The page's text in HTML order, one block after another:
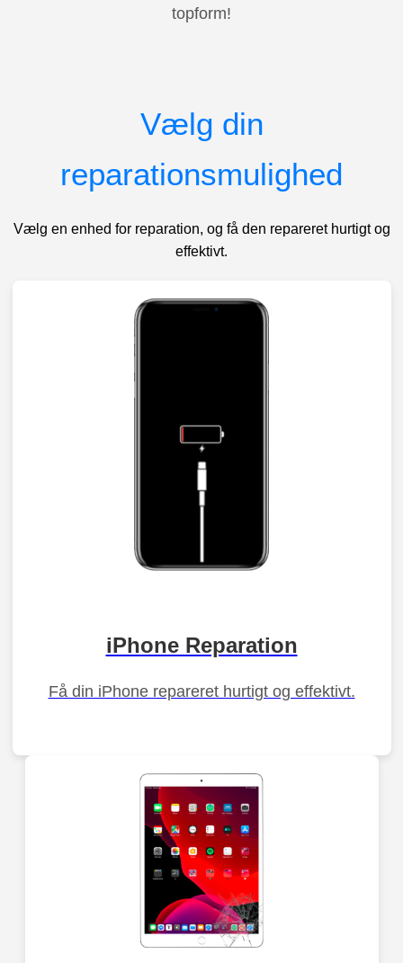
topform!
Vælg din
reparationsmulighed
Vælg en enhed for reparation, og få den repareret hurtigt og
effektivt.
iPhone Reparation
Få din iPhone repareret hurtigt og effektivt.